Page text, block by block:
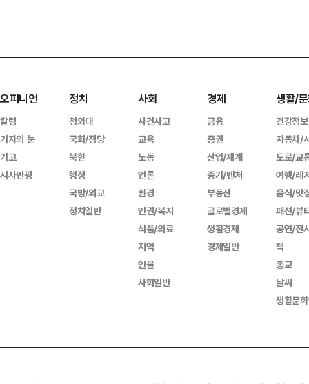
오피니언
칼럼
기자의 눈
기고
시사만평
정치
청와대
국회/정당
북한
행정
국방/외교
정치일반
사회
사건사고
교육
노동
언론
환경
인권/복지
식품/의료
지역
인물
사회일반
경제
금융
증권
산업/재계
중기/벤처
부동산
글로벌경제
생활경제
경제일반
생활/
건강정보
자동차/
도로/교
여행/레
음식/맛
패션/뷰
공연/전
책
종교
날씨
생활문